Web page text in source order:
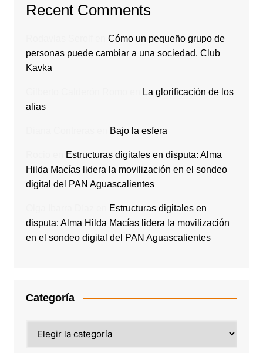
Recent Comments
Cómo un pequeño grupo de
personas puede cambiar a una sociedad. Club
Kavka
La glorificación de los
alias
Bajo la esfera
Estructuras digitales en disputa: Alma
Hilda Macías lidera la movilización en el sondeo
digital del PAN Aguascalientes
Estructuras digitales en
disputa: Alma Hilda Macías lidera la movilización
en el sondeo digital del PAN Aguascalientes
Categoría